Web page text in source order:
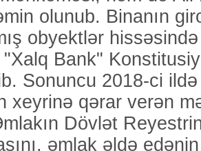
olunub. Binanın
obyektlər
Bank"
Sonuncu 2018-ci
xeyrinə qərar verən
Dövlət
əmlak əldə edənin